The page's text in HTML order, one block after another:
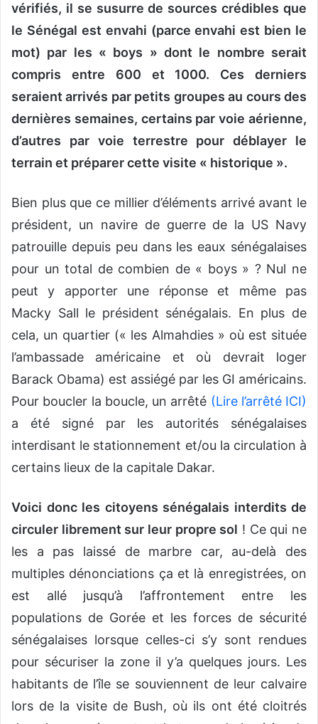
vérifiés, il se susurre de sources crédibles que
le Sénégal est envahi (parce envahi est bien le
mot) par les « boys » dont le nombre serait
compris entre 600 et 1000. Ces derniers
seraient arrivés par petits groupes au cours des
dernières semaines, certains par voie aérienne,
d’autres par voie terrestre pour déblayer le
terrain et préparer cette visite « historique ».
Bien plus que ce millier d’éléments arrivé avant le
président, un navire de guerre de la US Navy
patrouille depuis peu dans les eaux sénégalaises
pour un total de combien de « boys » ? Nul ne
peut y apporter une réponse et même pas
Macky Sall le président sénégalais. En plus de
cela, un quartier (« les Almahdies » où est située
l’ambassade américaine et où devrait loger
Barack Obama) est assiégé par les GI américains.
Pour boucler la boucle, un arrêté (Lire l’arrêté ICI)
a été signé par les autorités sénégalaises
interdisant le stationnement et/ou la circulation à
certains lieux de la capitale Dakar.
Voici donc les citoyens sénégalais interdits de
circuler librement sur leur propre sol ! Ce qui ne
les a pas laissé de marbre car, au-delà des
multiples dénonciations ça et là enregistrées, on
est allé jusqu’à l’affrontement entre les
populations de Gorée et les forces de sécurité
sénégalaises lorsque celles-ci s’y sont rendues
pour sécuriser la zone il y’a quelques jours. Les
habitants de l’île se souviennent de leur calvaire
lors de la visite de Bush, où ils ont été cloitrés